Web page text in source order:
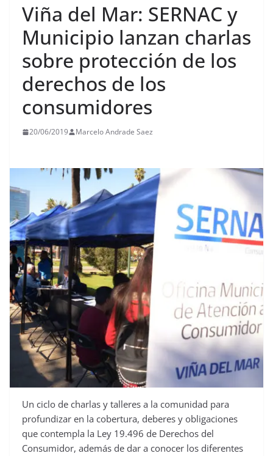
Viña del Mar: SERNAC y
Municipio lanzan charlas
sobre protección de los
derechos de los
consumidores
20/06/2019 Marcelo Andrade Saez
Un ciclo de charlas y talleres a la comunidad para
profundizar en la cobertura, deberes y obligaciones
que contempla la Ley 19.496 de Derechos del
Consumidor, además de dar a conocer los diferentes